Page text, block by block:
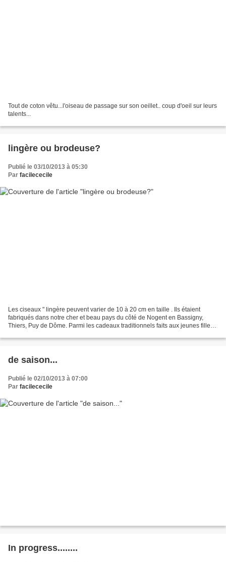
Tout de coton vêtu...l'oiseau de passage sur son oeillet.. coup d'oeil sur leurs
talents...
lingère ou brodeuse?
Publié le 03/10/2013 à 05:30
Par facilececile
Les ciseaux " lingère peuvent varier de 10 à 20 cm en taille . Ils étaient
fabriqués dans notre cher et beau pays du côté de Nogent en Bassigny,
Thiers, Puy de Dôme. Parmi les cadeaux traditionnels faits aux jeunes filles
de saison...
Publié le 02/10/2013 à 07:00
Par facilececile
In progress........